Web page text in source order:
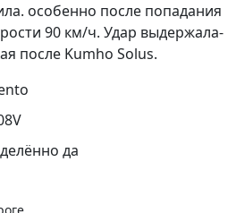
особенно после попадания
90 км/ч. Удар выдержала-
после Kumho Solus.
да